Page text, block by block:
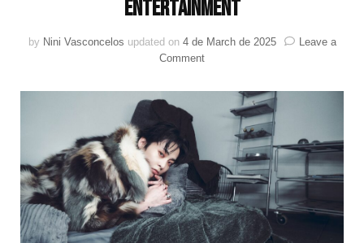
Entertainment
by Nini Vasconcelos updated on 4 de March de 2025
Leave a
Commenton
anuncia
está
permitindo
que
o
XIUMIN